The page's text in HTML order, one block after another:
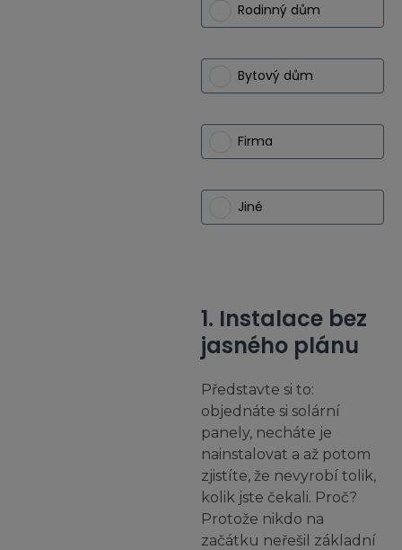
Rodinný dům
Bytový dům
Firma
Jiné
1. Instalace bez
jasného plánu
Představte si to:
objednáte si solární
panely, necháte je
nainstalovat a až potom
zjistíte, že nevyrobí tolik,
kolik jste čekali. Proč?
Protože nikdo na
začátku neřešil základní